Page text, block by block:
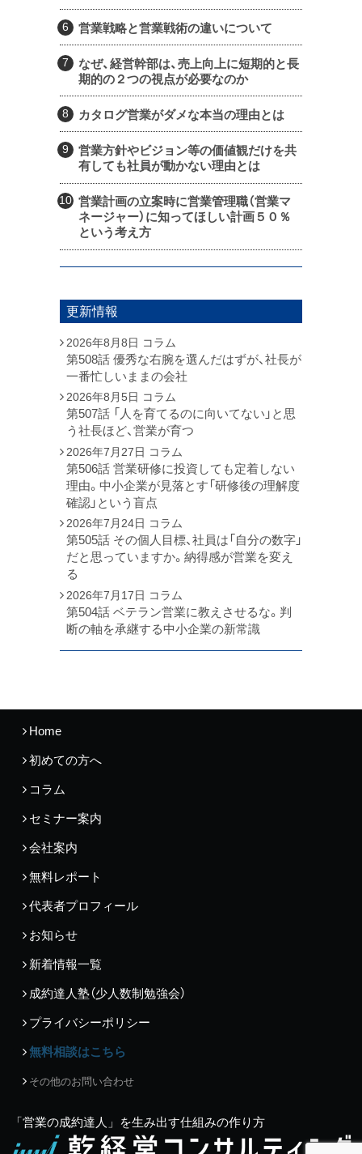
営業戦略と営業戦術の違いについて
なぜ、経営幹部は、売上向上に短期的と長
期的の２つの視点が必要なのか
カタログ営業がダメな本当の理由とは
営業方針やビジョン等の価値観だけを共
有しても社員が動かない理由とは
営業計画の立案時に営業管理職（営業マ
ネージャー）に知ってほしい計画５０％
という考え方
更新情報
2026年8月8日 コラム
第508話 優秀な右腕を選んだはずが、社長が
一番忙しいままの会社
2026年8月5日 コラム
第507話 「人を育てるのに向いてない」と思
う社長ほど、営業が育つ
2026年7月27日 コラム
第506話 営業研修に投資しても定着しない
理由。中小企業が見落とす「研修後の理解度
確認」という盲点
2026年7月24日 コラム
第505話 その個人目標、社員は「自分の数字」
だと思っていますか。納得感が営業を変え
る
2026年7月17日 コラム
第504話 ベテラン営業に教えさせるな。判
断の軸を承継する中小企業の新常識
Home
初めての方へ
コラム
セミナー案内
会社案内
無料レポート
代表者プロフィール
お知らせ
新着情報一覧
成約達人塾（少人数制勉強会）
プライバシーポリシー
無料相談はこちら
その他のお問い合わせ
「営業の成約達人」を生み出す仕組みの作り方